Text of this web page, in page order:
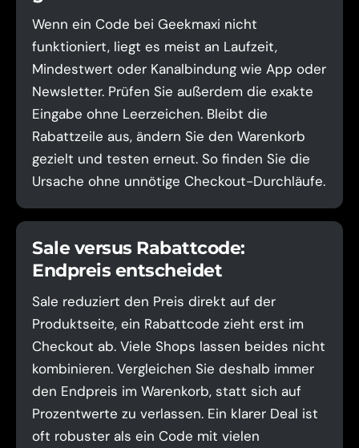
Wenn ein Code bei Geekmaxi nicht
funktioniert, liegt es meist an Laufzeit,
Mindestwert oder Kanalbindung wie App oder
Newsletter. Prüfen Sie außerdem die exakte
Eingabe ohne Leerzeichen. Bleibt die
Rabattzeile aus, ändern Sie den Warenkorb
gezielt und testen erneut. So finden Sie die
Ursache ohne unnötige Checkout-Durchläufe.
Sale versus Rabattcode:
Endpreis entscheidet
Sale reduziert den Preis direkt auf der
Produktseite, ein Rabattcode zieht erst im
Checkout ab. Viele Shops lassen beides nicht
kombinieren. Vergleichen Sie deshalb immer
den Endpreis im Warenkorb, statt sich auf
Prozentwerte zu verlassen. Ein klarer Deal ist
oft robuster als ein Code mit vielen